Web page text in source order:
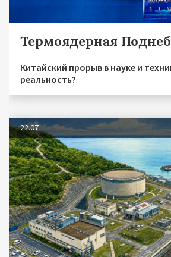
Термоядерная
Китайский прорыв в науке и
реальность?
22.07